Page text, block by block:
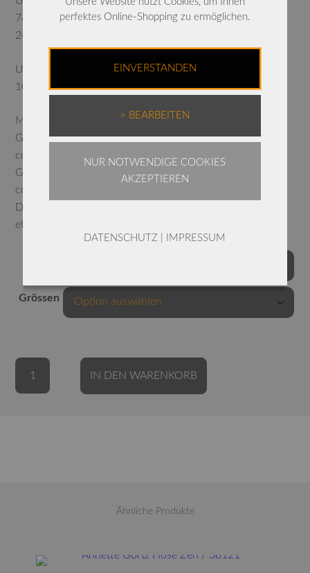
76% Viskose
24% Nylon
Unterkleid:
100% Baumwolle
Maße:
Gr. L: einfache Brustweite Überkleid 63 cm -Länge 105
cm
Gr. XL: einfache Brustweite Überkleid 66 cm -Länge 107
cm
Das Unterkleid entspricht der jeweiligen Weite, ist aber
etwas kürzer, damit es nicht hervorschaut!
Grössen
Annette
Görtz
IN DEN WARENKORB
Ähnliche Produkte
Dieses Produkt weist mehrere Varianten auf. Die Optionen können auf der Produktseite gewählt werden
perfektes Online-Shopping zu ermöglichen.
EINVERSTANDEN
> BEARBEITEN
NUR NOTWENDIGE COOKIES
AKZEPTIEREN
DATENSCHUTZ IMPRESSUM